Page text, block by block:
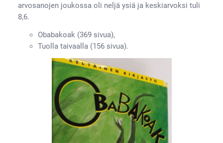
arvosanojen joukossa oli neljä ysiä ja keskiarvoksi tuli
8,6.
Obabakoak (369 sivua),
Tuolla taivaalla (156 sivua).